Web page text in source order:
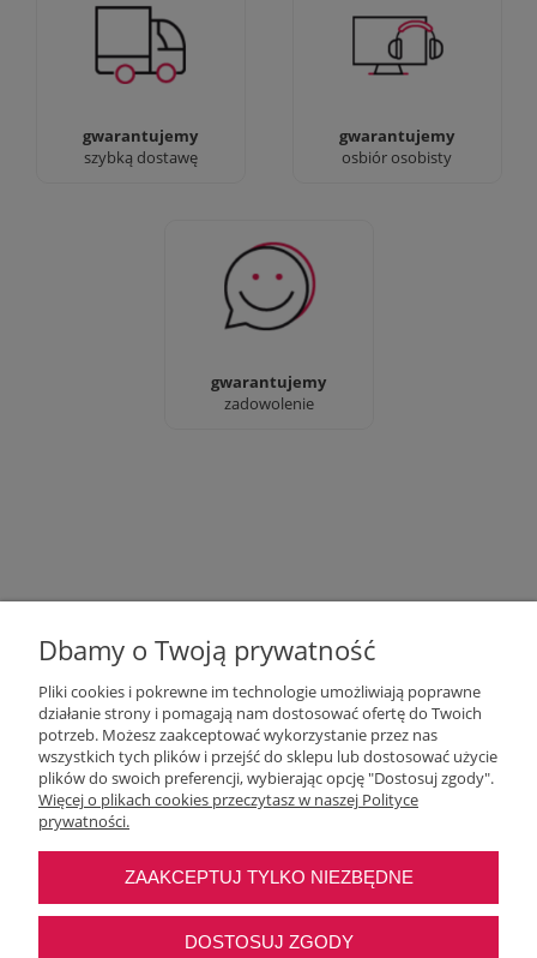
gwarantujemy
szybką dostawę
90% dostaw następnego
dnia, bez dopłat!
gwarantujemy
osbiór osobisty
Jesteśmy prawdziwi :)
możesz przyjść i
gwarantujemy
zadowolenie
Sprawdź nasze 100%
zadowolenia Klientów
Moje konto
Najczęstsze pytania
Dbamy o Twoją prywatność
Pliki cookies i pokrewne im technologie umożliwiają poprawne
działanie strony i pomagają nam dostosować ofertę do Twoich
potrzeb. Możesz zaakceptować wykorzystanie przez nas
wszystkich tych plików i przejść do sklepu lub dostosować użycie
plików do swoich preferencji, wybierając opcję "Dostosuj zgody".
Więcej o plikach cookies przeczytasz w naszej Polityce
prywatności.
ZAAKCEPTUJ TYLKO NIEZBĘDNE
DOSTOSUJ ZGODY